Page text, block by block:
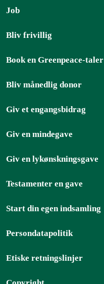
Job
Bliv frivillig
Book en Greenpeace-taler
Bliv månedlig donor
Giv et engangsbidrag
Giv en mindegave
Giv en lykønskningsgave
Testamenter en gave
Start din egen indsamling
Persondatapolitik
Etiske retningslinjer